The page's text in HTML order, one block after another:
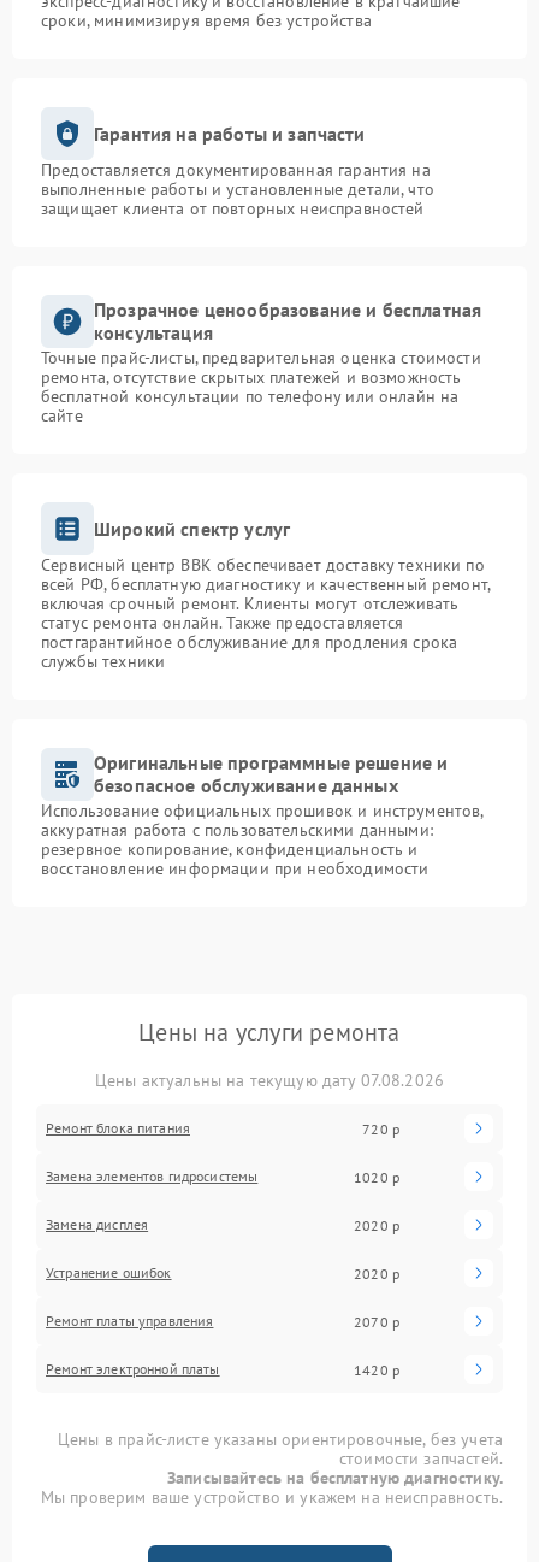
сроки, минимизируя время без устройства
Гарантия на работы и запчасти
Предоставляется документированная гарантия на
выполненные работы и установленные детали, что
защищает клиента от повторных неисправностей
Прозрачное ценообразование и бесплатная
консультация
Точные прайс-листы, предварительная оценка стоимости
ремонта, отсутствие скрытых платежей и возможность
бесплатной консультации по телефону или онлайн на
сайте
Широкий спектр услуг
Сервисный центр BBK обеспечивает доставку техники по
всей РФ, бесплатную диагностику и качественный ремонт,
включая срочный ремонт. Клиенты могут отслеживать
статус ремонта онлайн. Также предоставляется
постгарантийное обслуживание для продления срока
службы техники
Оригинальные программные решение и
безопасное обслуживание данных
Использование официальных прошивок и инструментов,
аккуратная работа с пользовательскими данными:
резервное копирование, конфиденциальность и
восстановление информации при необходимости
Цены на услуги ремонта
Цены актуальны на текущую дату 07.08.2026
Ремонт блока питания 720 р
Замена элементов гидросистемы 1020 р
Замена дисплея 2020 р
Устранение ошибок 2020 р
Ремонт платы управления 2070 р
Ремонт электронной платы 1420 р
Цены в прайс-листе указаны ориентировочные, без учета
стоимости запчастей.
Записывайтесь на бесплатную диагностику.
Мы проверим ваше устройство и укажем на неисправность.